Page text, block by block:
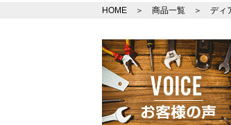
HOME ＞ 商品一覧 ＞ ディア